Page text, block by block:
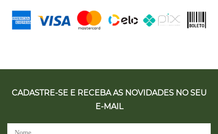
CADASTRE-SE E RECEBA AS NOVIDADES NO SEU
E-MAIL